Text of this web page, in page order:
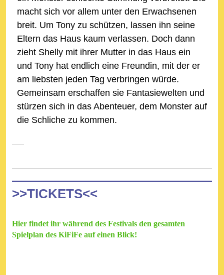
macht sich vor allem unter den Erwachsenen
breit. Um Tony zu schützen, lassen ihn seine
Eltern das Haus kaum verlassen. Doch dann
zieht Shelly mit ihrer Mutter in das Haus ein
und Tony hat endlich eine Freundin, mit der er
am liebsten jeden Tag verbringen würde.
Gemeinsam erschaffen sie Fantasiewelten und
stürzen sich in das Abenteuer, dem Monster auf
die Schliche zu kommen.
>>TICKETS<<
Hier findet ihr während des Festivals den gesamten
Spielplan des KiFiFe auf einen Blick!